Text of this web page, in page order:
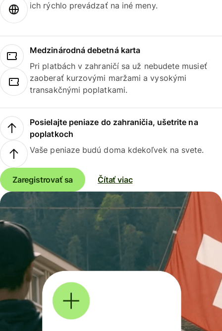
ich rýchlo prevádzať na iné meny.
Medzinárodná debetná karta
Pri platbách v zahraničí sa už nebudete musieť
zaoberať kurzovými maržami a vysokými
transakčnými poplatkami.
Posielajte peniaze do zahraničia, ušetrite na
poplatkoch
Vaše peniaze budú doma kdekoľvek na svete.
Zaregistrovať sa Čítať viac